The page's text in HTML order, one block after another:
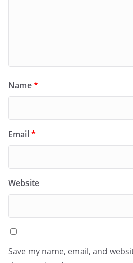
Name*
Email*
Website
Save my name, email, and